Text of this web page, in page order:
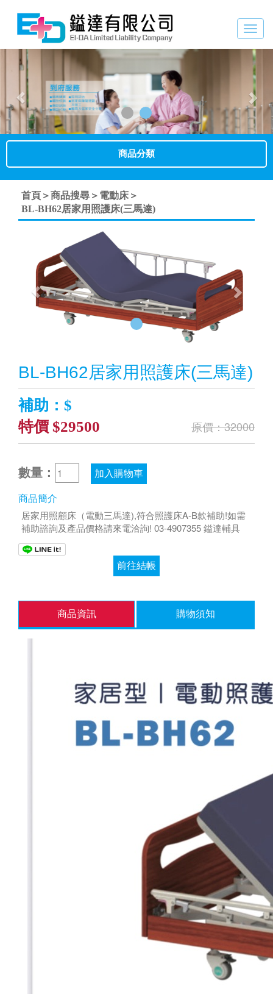
Previous
商品分類
首頁＞商品搜尋＞ 電動床＞
BL-BH62居家用照護床(三馬達)
BL-BH62居家用照護床(三馬達)
補助：$
特價 $29500
原價：32000
數量： 加入購物車
商品簡介
居家用照顧床（電動三馬達),符合照護床A-B款補助!如需
補助諮詢及產品價格請來電洽詢! 03-4907355 鎰達輔具
前往結帳
商品資訊 購物須知